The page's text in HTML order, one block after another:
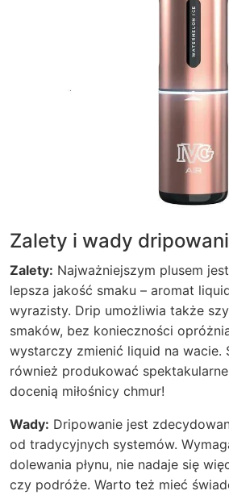
Zalety i wady
Zalety: Najważniejszym plusem
lepsza jakość smaku – aromat
wyrazisty. Drip umożliwia także
smaków, bez konieczności
wystarczy zmienić liquid na wacie.
również produkować
docenią miłośnicy chmur!
Wady: Dripowanie jest
od tradycyjnych systemów.
dolewania płynu, nie nadaje się
czy podróże. Warto też mieć